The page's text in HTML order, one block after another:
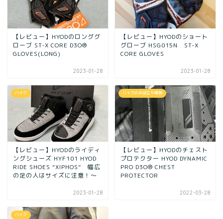
【レビュー】HYODのロンググ
ローブ ST-X CORE D3O®
GLOVES(LONG)
2023-01-28
【レビュー】HYODのショート
グローブ HSG015N ST-X
CORE GLOVES
2023-01-28
バイク
【レビュー】HYODのライディ
ングシューズ HYF101 HYOD
RIDE SHOES “XIPHOS” 幅広
の足の人はサイズに注意！〜
2023-01-28
バイクのお役立ち情報
【レビュー】HYODのチェスト
プロテクター HYOD DYNAMIC
PRO D3O® CHEST
PROTECTOR
2022-03-28
バイク